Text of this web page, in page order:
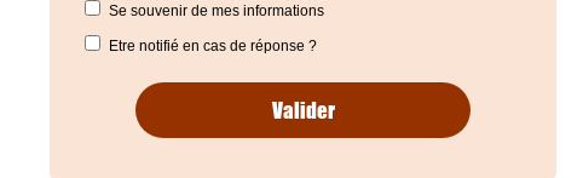
Se souvenir de mes informations
Etre notifié en cas de réponse ?